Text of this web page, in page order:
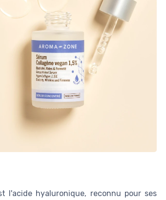
l'acide hyaluronique, reconnu pour ses